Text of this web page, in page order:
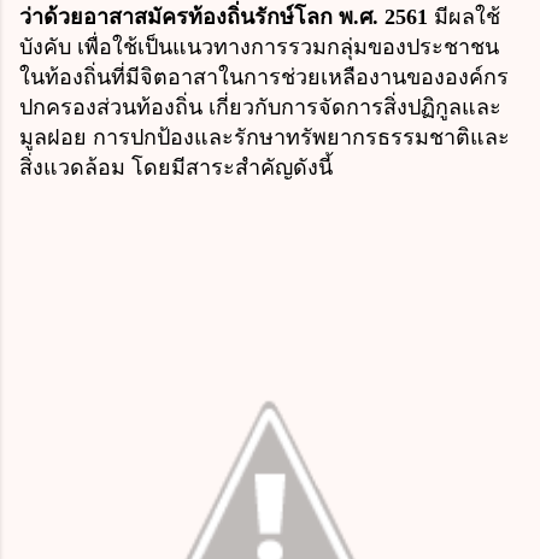
ว่าด้วยอาสาสมัครท้องถิ่นรักษ์โลก พ.ศ. 2561 มีผลใช้
บังคับ เพื่อใช้เป็นแนวทางการรวมกลุ่มของประชาชน
ในท้องถิ่นที่มีจิตอาสาในการช่วยเหลืองานขององค์กร
ปกครองส่วนท้องถิ่น เกี่ยวกับการจัดการสิ่งปฏิกูลและ
มูลฝอย การปกป้องและรักษาทรัพยากรธรรมชาติและ
สิ่งแวดล้อม โดยมีสาระสำคัญดังนี้